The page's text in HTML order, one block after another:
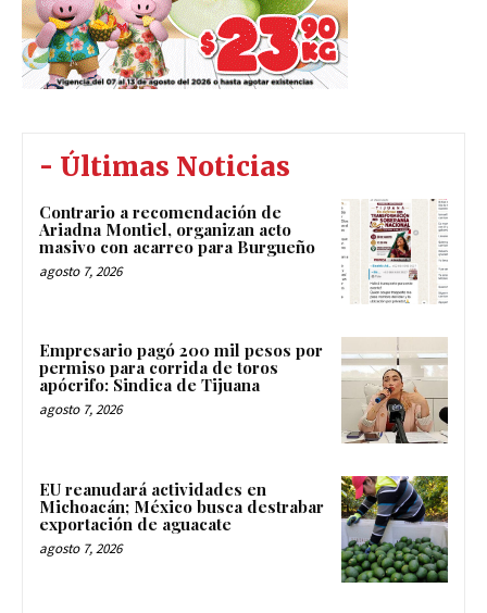
- Últimas Noticias
Contrario a recomendación de
Ariadna Montiel, organizan acto
masivo con acarreo para Burgueño
agosto 7, 2026
Empresario pagó 200 mil pesos por
permiso para corrida de toros
apócrifo: Sindica de Tijuana
agosto 7, 2026
EU reanudará actividades en
Michoacán; México busca destrabar
exportación de aguacate
agosto 7, 2026